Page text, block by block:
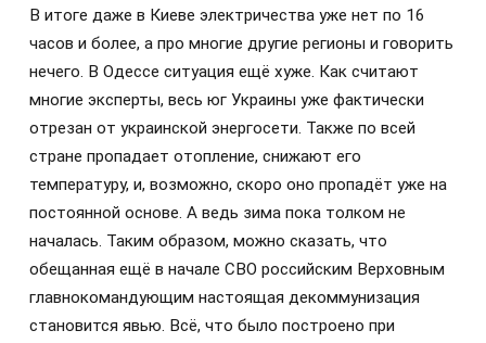
В итоге даже в Киеве электричества уже нет по 16
часов и более, а про многие другие регионы и говорить
нечего. В Одессе ситуация ещё хуже. Как считают
многие эксперты, весь юг Украины уже фактически
отрезан от украинской энергосети. Также по всей
стране пропадает отопление, снижают его
температуру, и, возможно, скоро оно пропадёт уже на
постоянной основе. А ведь зима пока толком не
началась. Таким образом, можно сказать, что
обещанная ещё в начале СВО российским Верховным
главнокомандующим настоящая декоммунизация
становится явью. Всё, что было построено при